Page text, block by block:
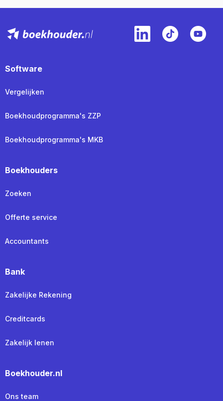
Software
Vergelijken
Boekhoudprogramma's ZZP
Boekhoudprogramma's MKB
Boekhouders
Zoeken
Offerte service
Accountants
Bank
Zakelijke Rekening
Creditcards
Zakelijk lenen
Boekhouder.nl
Ons team